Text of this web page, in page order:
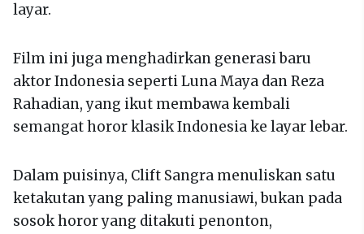
layar.
Film ini juga menghadirkan generasi baru
aktor Indonesia seperti Luna Maya dan Reza
Rahadian, yang ikut membawa kembali
semangat horor klasik Indonesia ke layar lebar.
Dalam puisinya, Clift Sangra menuliskan satu
ketakutan yang paling manusiawi, bukan pada
sosok horor yang ditakuti penonton,